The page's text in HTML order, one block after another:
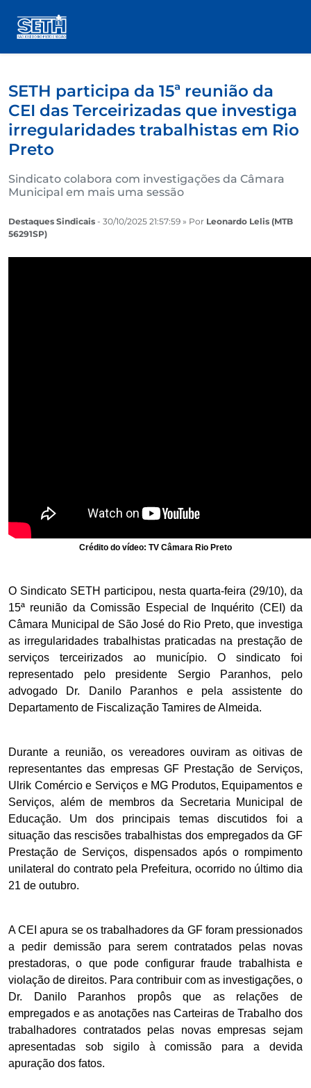
SETH participa da 15ª reunião da
CEI das Terceirizadas que investiga
irregularidades trabalhistas em Rio
Preto
Sindicato colabora com investigações da Câmara
Municipal em mais uma sessão
Destaques Sindicais - 30/10/2025 21:57:59 » Por Leonardo Lelis (MTB
56291SP)
Crédito do vídeo: TV Câmara Rio Preto
O Sindicato SETH participou, nesta quarta-feira (29/10), da
15ª reunião da Comissão Especial de Inquérito (CEI) da
Câmara Municipal de São José do Rio Preto, que investiga
as irregularidades trabalhistas praticadas na prestação de
serviços terceirizados ao município. O sindicato foi
representado pelo presidente Sergio Paranhos, pelo
advogado Dr. Danilo Paranhos e pela assistente do
Departamento de Fiscalização Tamires de Almeida.
Durante a reunião, os vereadores ouviram as oitivas de
representantes das empresas GF Prestação de Serviços,
Ulrik Comércio e Serviços e MG Produtos, Equipamentos e
Serviços, além de membros da Secretaria Municipal de
Educação. Um dos principais temas discutidos foi a
situação das rescisões trabalhistas dos empregados da GF
Prestação de Serviços, dispensados após o rompimento
unilateral do contrato pela Prefeitura, ocorrido no último dia
21 de outubro.
A CEI apura se os trabalhadores da GF foram pressionados
a pedir demissão para serem contratados pelas novas
prestadoras, o que pode configurar fraude trabalhista e
violação de direitos. Para contribuir com as investigações, o
Dr. Danilo Paranhos propôs que as relações de
empregados e as anotações nas Carteiras de Trabalho dos
trabalhadores contratados pelas novas empresas sejam
apresentadas sob sigilo à comissão para a devida
apuração dos fatos.